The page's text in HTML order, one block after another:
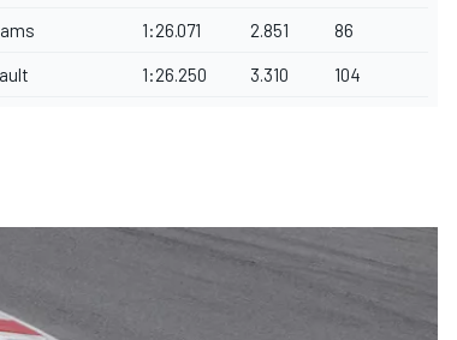
1:26.071 2.851 86
1:26.250 3.310 104